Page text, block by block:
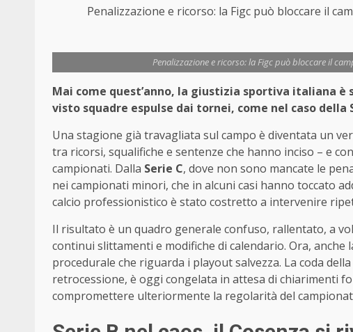
Penalizzazione e ricorso: la Figc può bloccare il
Penalizzazione e ricorso: la Figc può bloccare il
Mai come quest’anno, la giustizia sportiva italiana
visto squadre espulse dai tornei, come nel caso della
Una stagione già travagliata sul campo è diventata un
tra ricorsi, squalifiche e sentenze che hanno inciso – e
campionati. Dalla Serie C, dove non sono mancate le
nei campionati minori, che in alcuni casi hanno toccato
calcio professionistico è stato costretto a intervenire
Il risultato è un quadro generale confuso, rallentato, a
continui slittamenti e modifiche di calendario. Ora, anche
procedurale che riguarda i playout salvezza. La coda
retrocessione, è oggi congelata in attesa di chiarimenti
compromettere ulteriormente la regolarità del